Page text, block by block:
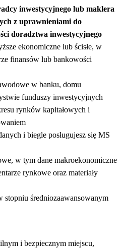
inwestycyjnego lub maklera
z uprawnieniami do
doradztwa inwestycyjnego
ekonomiczne lub ścisłe, w
finansów lub bankowości
w banku, domu
funduszy inwestycyjnych
rynków kapitałowych i
i biegle posługujesz się MS
w tym dane makroekonomiczne
rynkowe oraz materiały
stopniu średniozaawansowanym
i bezpiecznym miejscu,